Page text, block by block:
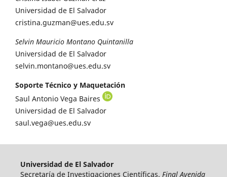
Universidad de El Salvador
cristina.guzman@ues.edu.sv
Selvin Mauricio Montano Quintanilla
Universidad de El Salvador
selvin.montano@ues.edu.sv
Soporte Técnico y Maquetación
Saul Antonio Vega Baires
Universidad de El Salvador
saul.vega@ues.edu.sv
Universidad de El Salvador
Secretaría de Investigaciones Científicas. Final Avenida